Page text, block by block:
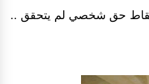
إسقاط حق شخصي لم يتحقق ..